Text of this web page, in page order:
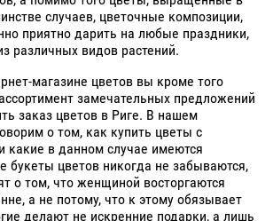
случаев, цветочные композиции,
приятно дарить на любые праздники,
различных видов растений.
магазине цветов вы кроме того
замечательных предложений
заказ цветов в Риге. В нашем
о том, как купить цветы с
какие в данном случае имеются
букеты цветов никогда не забываются,
о том, что женщиной восторгаются
а не потому, что к этому обязывает
делают не искренние подарки, а лишь